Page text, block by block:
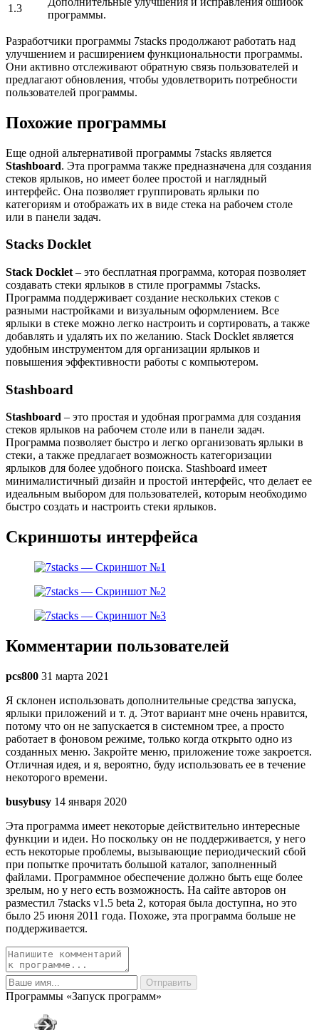
1.3
программы.
Разработчики программы 7stacks продолжают работать над
улучшением и расширением функциональности программы.
Они активно отслеживают обратную связь пользователей и
предлагают обновления, чтобы удовлетворить потребности
пользователей программы.
Похожие программы
Еще одной альтернативой программы 7stacks является
Stashboard. Эта программа также предназначена для создания
стеков ярлыков, но имеет более простой и наглядный
интерфейс. Она позволяет группировать ярлыки по
категориям и отображать их в виде стека на рабочем столе
или в панели задач.
Stacks Docklet
Stack Docklet – это бесплатная программа, которая позволяет
создавать стеки ярлыков в стиле программы 7stacks.
Программа поддерживает создание нескольких стеков с
разными настройками и визуальным оформлением. Все
ярлыки в стеке можно легко настроить и сортировать, а также
добавлять и удалять их по желанию. Stack Docklet является
удобным инструментом для организации ярлыков и
повышения эффективности работы с компьютером.
Stashboard
Stashboard – это простая и удобная программа для создания
стеков ярлыков на рабочем столе или в панели задач.
Программа позволяет быстро и легко организовать ярлыки в
стеки, а также предлагает возможность категоризации
ярлыков для более удобного поиска. Stashboard имеет
минималистичный дизайн и простой интерфейс, что делает ее
идеальным выбором для пользователей, которым необходимо
быстро создать и настроить стеки ярлыков.
Скриншоты интерфейса
Комментарии пользователей
pcs800 31 марта 2021
Я склонен использовать дополнительные средства запуска,
ярлыки приложений и т. д. Этот вариант мне очень нравится,
потому что он не запускается в системном трее, а просто
работает в фоновом режиме, только когда открыто одно из
созданных меню. Закройте меню, приложение тоже закроется.
Отличная идея, и я, вероятно, буду использовать ее в течение
некоторого времени.
busybusy 14 января 2020
Эта программа имеет некоторые действительно интересные
функции и идеи. Но поскольку он не поддерживается, у него
есть некоторые проблемы, вызывающие периодический сбой
при попытке прочитать большой каталог, заполненный
файлами. Программное обеспечение должно быть еще более
зрелым, но у него есть возможность. На сайте авторов он
разместил 7stacks v1.5 beta 2, которая была доступна, но это
было 25 июня 2011 года. Похоже, эта программа больше не
поддерживается.
Программы «Запуск программ»